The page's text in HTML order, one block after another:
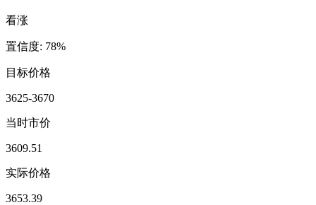
看涨
置信度: 78%
目标价格
3625-3670
当时市价
3609.51
实际价格
3653.39